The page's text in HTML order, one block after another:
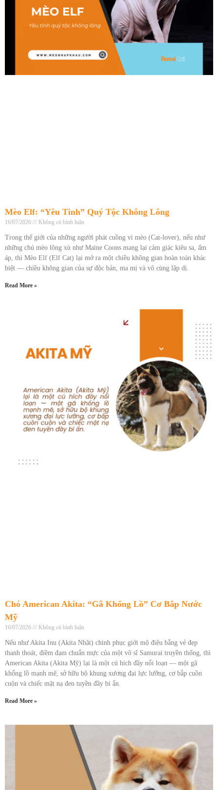
Mèo Elf: “Yêu Tinh” Quý Tộc Không Lông
16/07/2026 Không có bình luận
Trong thế giới của những người phát cuồng vì mèo (Cat-lover), nếu như
những chú mèo lông xù như Maine Coons mang lại cảm giác kiêu sa, ấm
áp, thì Mèo Elf (Elf Cat) lại mở ra một chiều không gian hoàn toàn khác
biệt — chiều không gian của sự độc bản, ma mị và vô cùng lập dị.
Read More »
Chó American Akita: “Gã Khổng Lồ” Cơ Bắp Nước
Mỹ
16/07/2026 Không có bình luận
Nếu như Akita Inu (Akita Nhật) chinh phục giới mộ điệu bằng vẻ đẹp
thanh thoát, điềm đạm chuẩn mực của một võ sĩ Samurai truyền thống, thì
American Akita (Akita Mỹ) lại là một cú hích đầy nổi loạn — một gã
khổng lồ mạnh mẽ, sở hữu bộ khung xương đại lực lưỡng, cơ bắp cuồn
cuộn và chiếc mặt nạ đen tuyền đầy bí ẩn.
Read More »